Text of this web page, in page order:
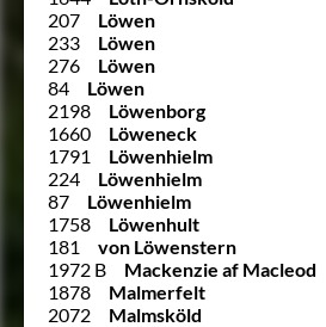
207
Löwen
233
Löwen
276
Löwen
84
Löwen
2198
Löwenborg
1660
Löweneck
1791
Löwenhielm
224
Löwenhielm
87
Löwenhielm
1758
Löwenhult
181
von Löwenstern
1972 B
Mackenzie af Macleod
1878
Malmerfelt
2072
Malmsköld